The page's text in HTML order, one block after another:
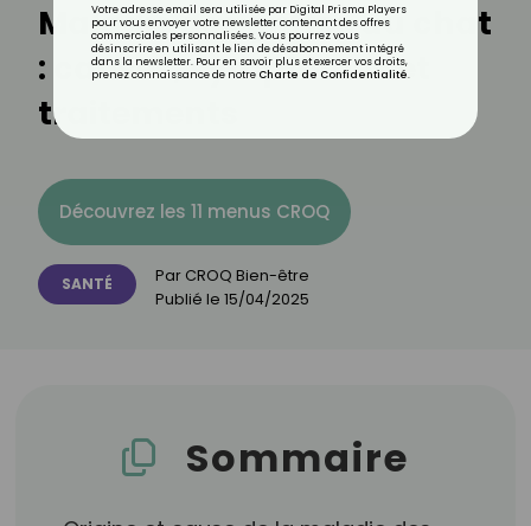
Maladie des griffes du chat
: causes, symptômes et
traitements
Découvrez les 11 menus CROQ
SANTÉ Par CROQ Bien-être
Publié le 15/04/2025
Sommaire
Votre adresse email sera utilisée par Digital Prisma Players
pour vous envoyer votre newsletter contenant des offres
commerciales personnalisées. Vous pourrez vous
désinscrire en utilisant le lien de désabonnement intégré
dans la newsletter. Pour en savoir plus et exercer vos droits,
prenez connaissance de notre Charte de Confidentialité.